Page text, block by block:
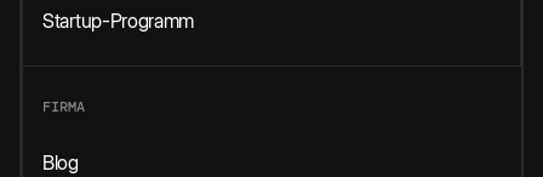
Startup-Programm
FIRMA
Blog